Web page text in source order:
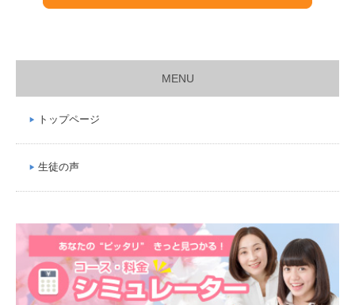
MENU
トップページ
生徒の声